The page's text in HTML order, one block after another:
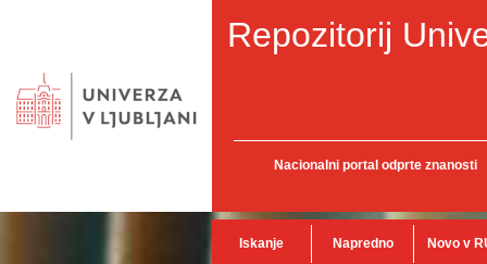
Repozitorij
Nacionalni portal odprte znanosti
Iskanje Napredno Novo v